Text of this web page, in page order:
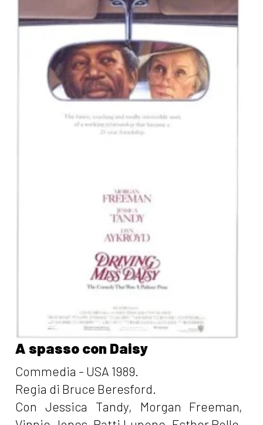
A spasso con Daisy
Commedia - USA 1989.
Regia di Bruce Beresford.
Con Jessica Tandy, Morgan Freeman,